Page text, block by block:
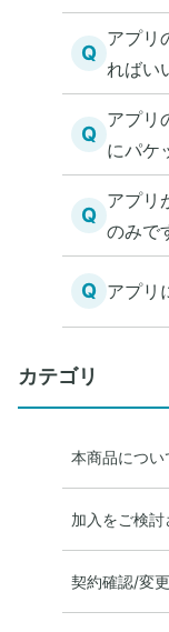
Q
アプリ
ればい
Q
アプリ
にパケ
Q
アプリ
のみで
か。
Q アプリ
カテゴリ
本商品につい
加入をご検
契約確認/変